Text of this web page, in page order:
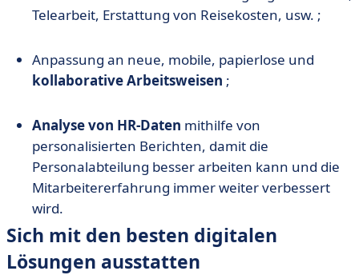
Telearbeit, Erstattung von Reisekosten, usw. ;
Anpassung an neue, mobile, papierlose und
kollaborative Arbeitsweisen ;
Analyse von HR-Daten mithilfe von
personalisierten Berichten, damit die
Personalabteilung besser arbeiten kann und die
Mitarbeitererfahrung immer weiter verbessert
wird.
Sich mit den besten digitalen
Lösungen ausstatten